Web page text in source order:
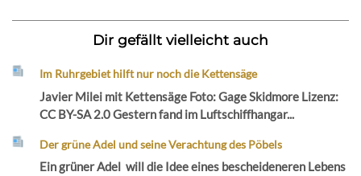
Dir gefällt vielleicht auch
Im Ruhrgebiet hilft nur noch die Kettensäge
Javier Milei mit Kettensäge Foto: Gage Skidmore Lizenz:
CC BY-SA 2.0 Gestern fand im Luftschiffhangar...
Der grüne Adel und seine Verachtung des Pöbels
Ein grüner Adel will die Idee eines bescheideneren Lebens